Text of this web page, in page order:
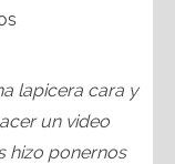
lapicera cara y
un video
hizo ponernos